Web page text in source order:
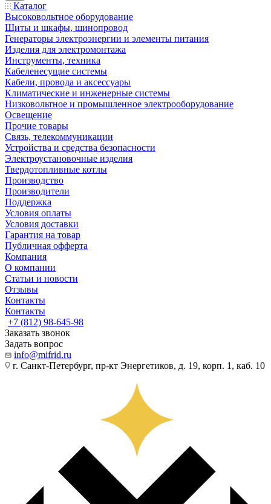
Каталог
Высоковольтное оборудование
Щиты и шкафы, шинопровод
Генераторы электроэнергии и элементы питания
Изделия для электромонтажа
Инструменты, техника
Кабеленесущие системы
Кабели, провода и аксессуары
Климатические и инженерные системы
Низковольтное и промышленное электрооборудование
Освещение
Прочие товары
Связь, телекоммуникации
Устройства и средства безопасности
Электроустановочные изделия
Твердотопливные котлы
Производство
Производители
Поддержка
Условия оплаты
Условия доставки
Гарантия на товар
Публичная офферта
Компания
О компании
Статьи и новости
Отзывы
Контакты
Контакты
+7 (812) 98-645-98
Заказать звонок
Задать вопрос
info@mifrid.ru
г. Санкт-Петербург, пр-кт Энергетиков, д. 19, корп. 1, каб. 10